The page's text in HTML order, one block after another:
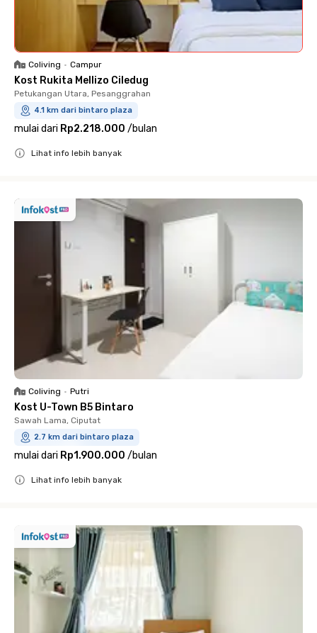
Coliving • Campur
Kost Rukita Mellizo Ciledug
Petukangan Utara, Pesanggrahan
4.1 km dari bintaro plaza
mulai dari Rp2.218.000 /bulan
Lihat info lebih banyak
Coliving • Putri
Kost U-Town B5 Bintaro
Sawah Lama, Ciputat
2.7 km dari bintaro plaza
mulai dari Rp1.900.000 /bulan
Lihat info lebih banyak